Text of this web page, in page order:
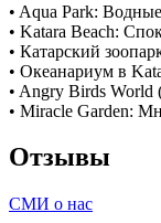
• Aqua Park:
• Katara Beach:
• Катарский
• Океанариум в
• Angry Birds World
• Miracle Garden:
Отзывы
СМИ о нас